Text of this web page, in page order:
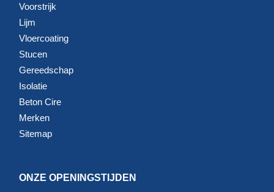
Voorstrijk
Lijm
Vloercoating
Stucen
Gereedschap
Isolatie
Beton Cire
Merken
Sitemap
ONZE OPENINGSTIJDEN